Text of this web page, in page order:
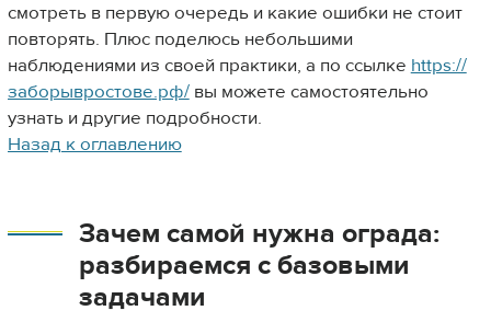
смотреть в первую очередь и какие ошибки не стоит
повторять. Плюс поделюсь небольшими
наблюдениями из своей практики, а по ссылке https://
заборывростове.рф/вы можете самостоятельно
узнать и другие подробности.
Назад к оглавлению
Зачем самой нужна ограда:
разбираемся с базовыми
задачами